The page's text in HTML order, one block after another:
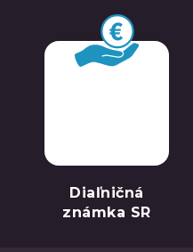
Diaľničná
známka SR